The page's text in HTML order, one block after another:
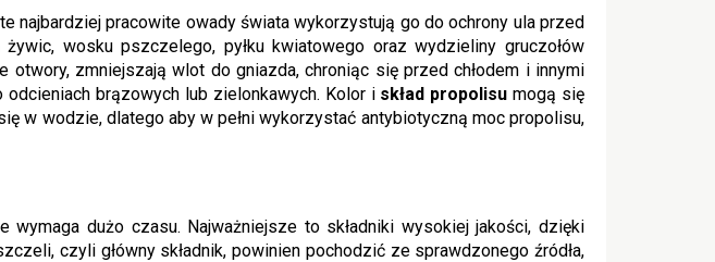
pracowite owady świata wykorzystują go do ochrony ula przed
wosku pszczelego, pyłku kwiatowego oraz wydzieliny gruczołów
zmniejszają wlot do gniazda, chroniąc się przed chłodem i innymi
brązowych lub zielonkawych. Kolor i skład propolisu mogą się
w wodzie, dlatego aby w pełni wykorzystać antybiotyczną moc propolisu,
dużo czasu. Najważniejsze to składniki wysokiej jakości, dzięki
czyli główny składnik, powinien pochodzić ze sprawdzonego źródła,